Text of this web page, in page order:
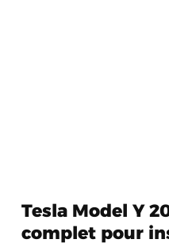
Tesla Model Y
complet pour